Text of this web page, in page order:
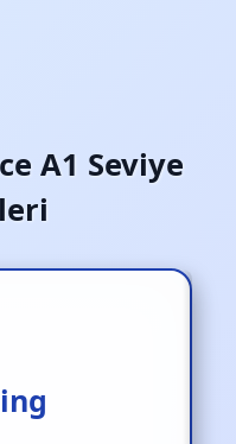
A1 Seviye
[i.]